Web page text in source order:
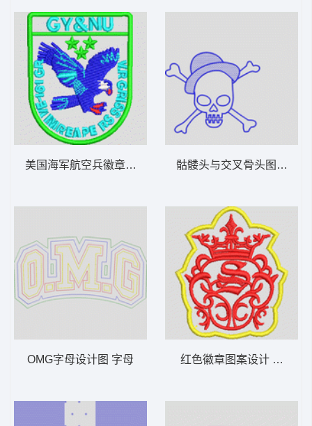
美国海军航空兵徽章 章仔鹰
OMG字母设计图 字母
骷髅头与交叉骨头图案 骷髅
红色徽章图案设计 章仔